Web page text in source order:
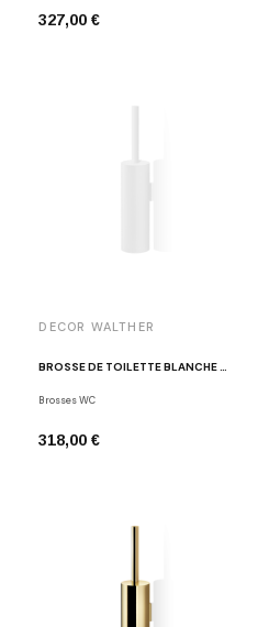
327,00 €
DECOR WALTHER
BROSSE DE TOILETTE BLANCHE MAT BAR WBG
Brosses WC
318,00 €